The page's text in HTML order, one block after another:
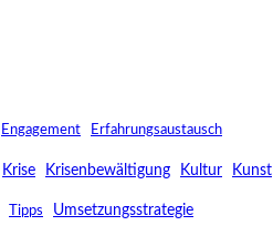
Engagement Erfahrungsaustausch
Krise Krisenbewältigung Kultur Kunst
Tipps Umsetzungsstrategie